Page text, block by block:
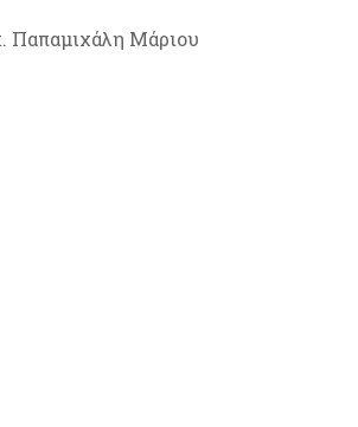
Παπαμιχάλη Μάριου